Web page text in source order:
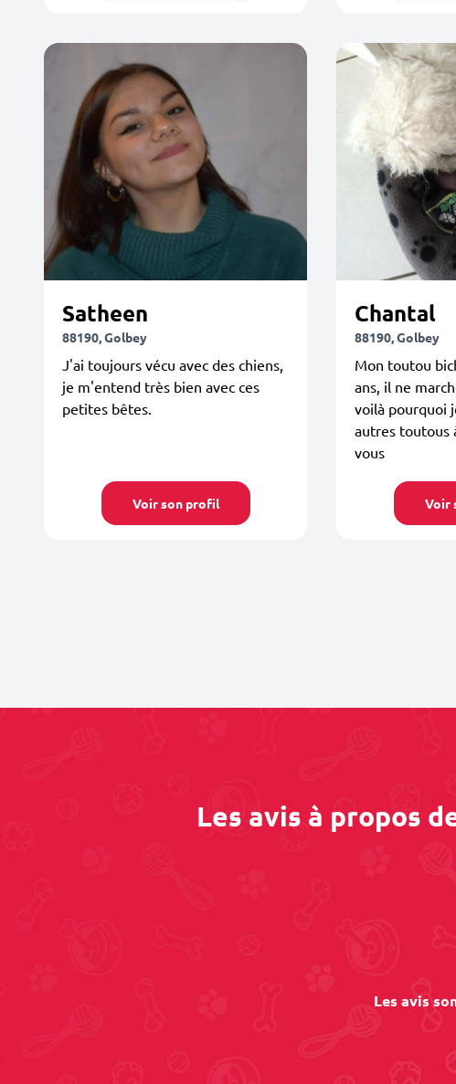
Satheen
88190, Golbey
J'ai toujours vécu avec des chiens,
je m'entend très bien avec ces
petites bêtes.
Voir son profil
Chantal
88190, Golbey
Mon toutou
ans, il ne
voilà pourquoi
autres toutous
vous
Voir
Les avis à propos
Les avis